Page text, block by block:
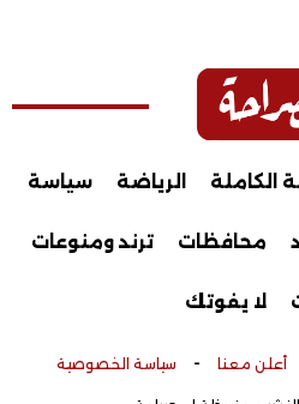
الكاملة الرياضة سياسة
محافظات ترند ومنوعات
لا يفوتك
أعلن معنا - سياسة الخصوصية